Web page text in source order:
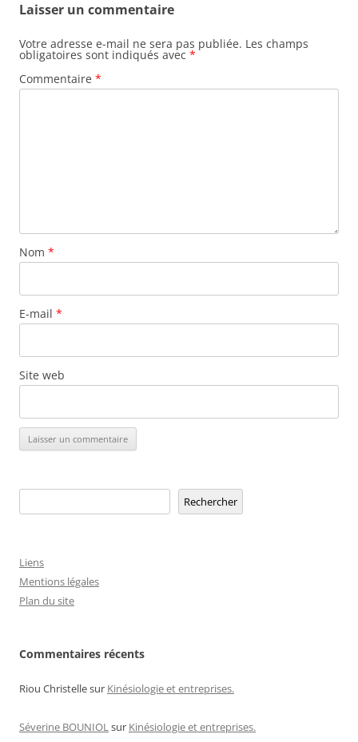
Laisser un commentaire
Votre adresse e-mail ne sera pas publiée. Les champs
obligatoires sont indiqués avec *
Commentaire *
Nom *
E-mail *
Site web
Rechercher
Liens
Mentions légales
Plan du site
Commentaires récents
Riou Christellesur Kinésiologie et entreprises.
Séverine BOUNIOLsur Kinésiologie et entreprises.